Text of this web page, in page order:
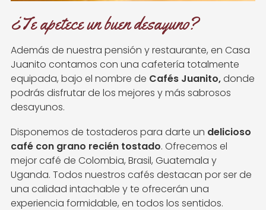
¿Te apetece un buen desayuno?
Además de nuestra pensión y restaurante, en Casa
Juanito contamos con una cafetería totalmente
equipada, bajo el nombre de Cafés Juanito,donde
podrás disfrutar de los mejores y más sabrosos
desayunos.
Disponemos de tostaderos para darte un delicioso
café con grano recién tostado. Ofrecemos el
mejor café de Colombia, Brasil, Guatemala y
Uganda. Todos nuestros cafés destacan por ser de
una calidad intachable y te ofrecerán una
experiencia formidable, en todos los sentidos.